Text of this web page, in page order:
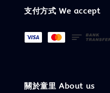
支付方式 We accept
關於童里 About us